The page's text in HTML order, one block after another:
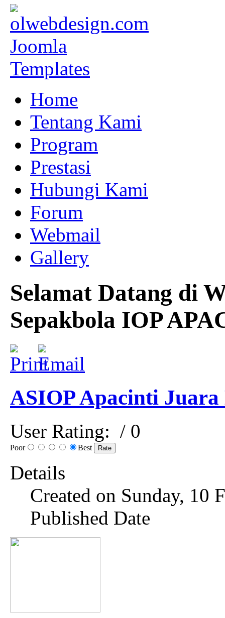
Home
Tentang Kami
Program
Prestasi
Hubungi Kami
Forum
Webmail
Gallery
Selamat Datang di
Sepakbola IOP
ASIOP Apacinti
User Rating: / 0
Poor Best
Details
Created on Sunday, 10
Published Date